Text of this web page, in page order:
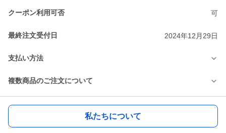
クーポン利用可否 可
最終注文受付日 2024年12月29日
支払い方法
複数商品のご注文について
私たちについて